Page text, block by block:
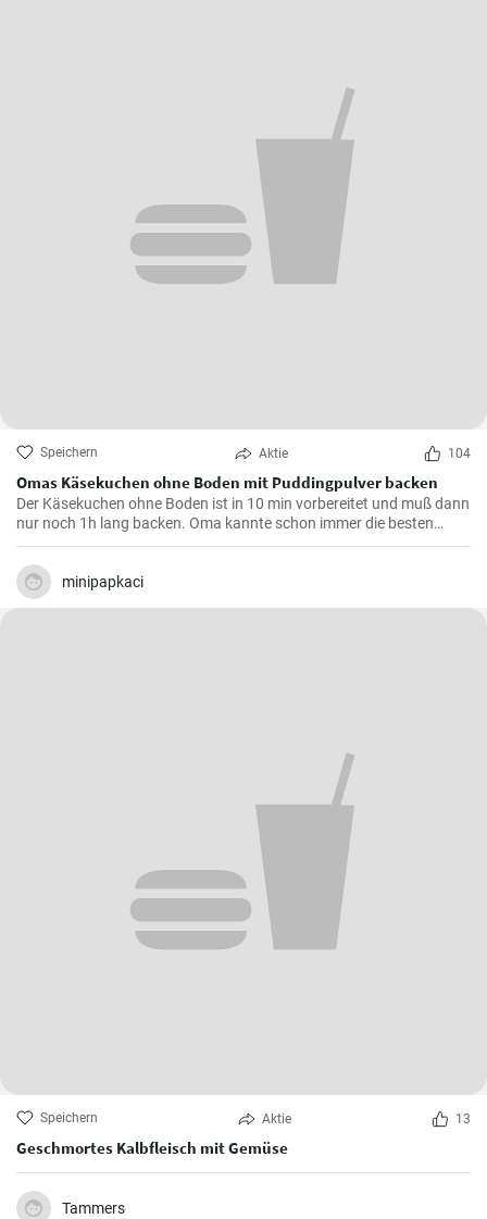
Speichern Aktie 104
Omas Käsekuchen ohne Boden mit Puddingpulver backen
Der Käsekuchen ohne Boden ist in 10 min vorbereitet und muß dann
nur noch 1h lang backen. Oma kannte schon immer die besten
Käsekuchen Rezepte für den Kaffeetisch und dieser wird mit Vanille
Puddingpulver stabilisiert.
minipapkaci
Speichern Aktie 13
Geschmortes Kalbfleisch mit Gemüse
Tammers